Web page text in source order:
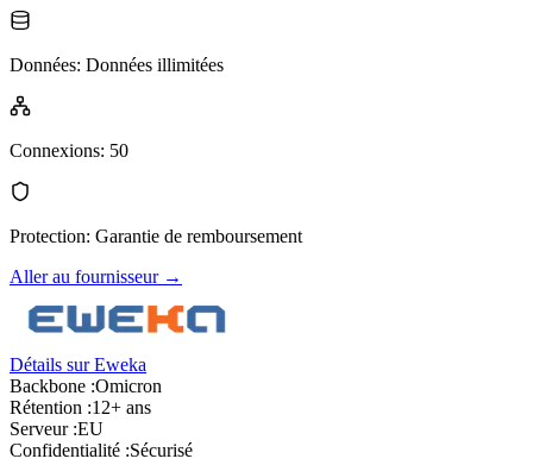
Données: Données illimitées
Connexions: 50
Protection: Garantie de remboursement
Aller au fournisseur→
Détails sur Eweka
Backbone :Omicron
Rétention :12+ ans
Serveur :EU
Confidentialité :Sécurisé